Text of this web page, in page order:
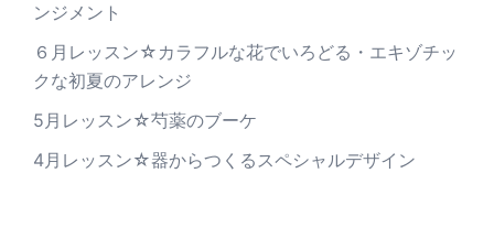
ンジメント
６月レッスン☆カラフルな花でいろどる・エキゾチッ
クな初夏のアレンジ
5月レッスン☆芍薬のブーケ
4月レッスン☆器からつくるスペシャルデザイン